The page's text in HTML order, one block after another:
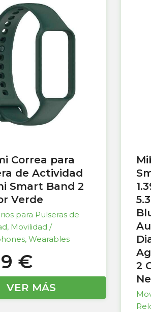
Correa para
de Actividad
Smart Band 2
Verde
para Pulseras de
, Movilidad /
, Wearables
€
VER MÁS
2